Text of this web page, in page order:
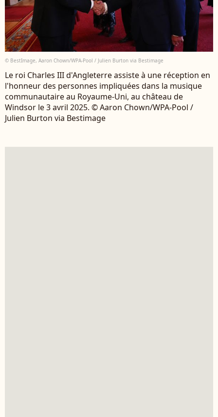
© BestImage, Aaron Chown/WPA-Pool / Julien Burton via Bestimage
Le roi Charles III d'Angleterre assiste à une réception en
l'honneur des personnes impliquées dans la musique
communautaire au Royaume-Uni, au château de
Windsor le 3 avril 2025. © Aaron Chown/WPA-Pool /
Julien Burton via Bestimage